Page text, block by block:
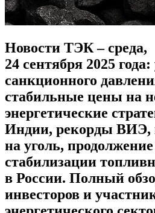
Новости ТЭК – среда,
24 сентября 2025
санкционного
стабильные цены на
энергетические
Индии, рекорды ВИЭ,
на уголь,
стабилизации
в России. Полный
инвесторов и